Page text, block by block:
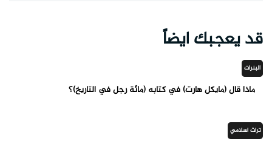
قد يعجبك ايضاً
البنرات
ماذا قال (مايكل هارت) في كتابه (مائة رجل في التاريخ)؟
تراث اسلامي